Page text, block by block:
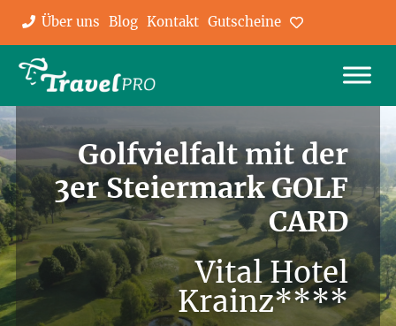
Über uns Blog Kontakt Gutscheine Favoriten
Golfvielfalt mit der
3er Steiermark GOLF
CARD
Vital Hotel
Krainz****